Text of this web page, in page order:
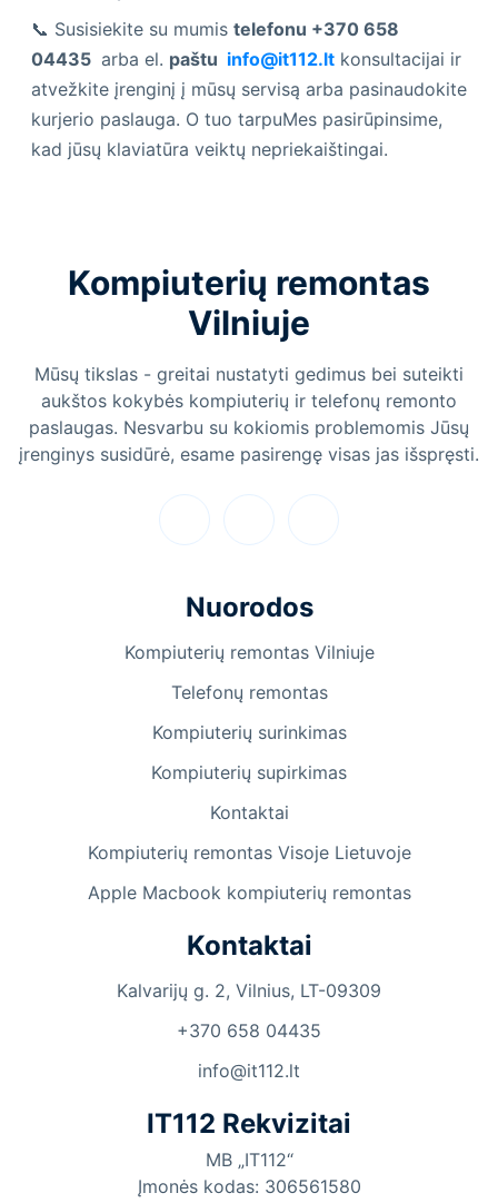
📞 Susisiekite su mumis telefonu +370 658
04435 arba el. paštu info@it112.lt konsultacijai ir
atvežkite įrenginį į mūsų servisą arba pasinaudokite
kurjerio paslauga. O tuo tarpuMes pasirūpinsime,
kad jūsų klaviatūra veiktų nepriekaištingai.
Kompiuterių remontas
Vilniuje
Mūsų tikslas - greitai nustatyti gedimus bei suteikti
aukštos kokybės kompiuterių ir telefonų remonto
paslaugas. Nesvarbu su kokiomis problemomis Jūsų
įrenginys susidūrė, esame pasirengę visas jas išspręsti.
Nuorodos
Kompiuterių remontas Vilniuje
Telefonų remontas
Kompiuterių surinkimas
Kompiuterių supirkimas
Kontaktai
Kompiuterių remontas Visoje Lietuvoje
Apple Macbook kompiuterių remontas
Kontaktai
Kalvarijų g. 2, Vilnius, LT-09309
+370 658 04435
info@it112.lt
IT112 Rekvizitai
MB „IT112“
Įmonės kodas: 306561580